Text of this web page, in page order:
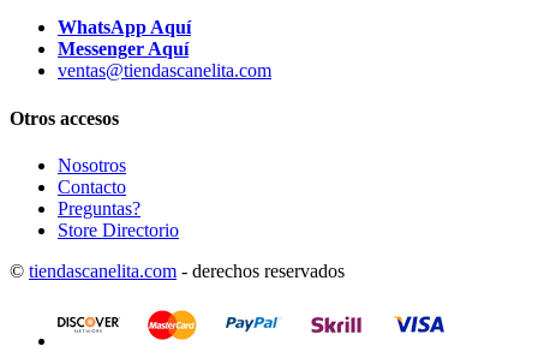
WhatsApp Aquí
Messenger Aquí
ventas@tiendascanelita.com
Otros accesos
Nosotros
Contacto
Preguntas?
Store Directorio
© tiendascanelita.com - derechos reservados